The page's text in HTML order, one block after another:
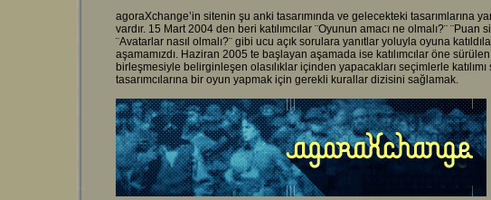
agoraXchange’in sitenin şu anki tasarımında ve gelecekteki tasarımlarına
vardır. 15 Mart 2004 den beri katılımcılar ¨Oyunun amacı ne olmalı?¨ ¨Puan
¨Avatarlar nasıl olmalı?¨ gibi ucu açık sorulara yanıtlar yoluyla oyuna
aşamamızdı. Haziran 2005 te başlayan aşamada ise katılımcılar öne
birleşmesiyle belirginleşen olasılıklar içinden yapacakları seçimlerle
tasarımcılarına bir oyun yapmak için gerekli kurallar dizisini sağlamak.